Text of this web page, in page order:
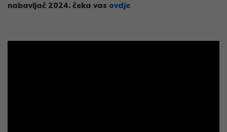
nabavljač 2024. čeka vas ovdje.